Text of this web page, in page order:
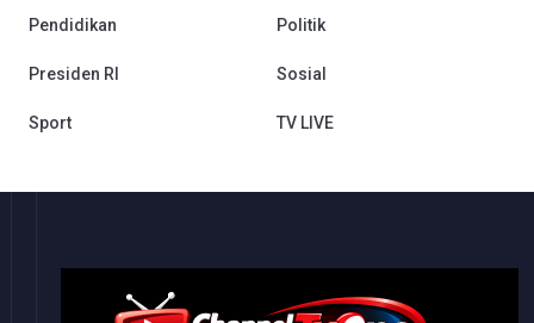
Pendidikan Politik
Presiden RI Sosial
Sport TV LIVE